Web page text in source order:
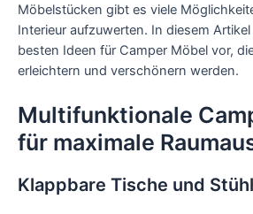
Möbelstücken gibt es viele
Interieur aufzuwerten. In diesem
besten Ideen für Camper Möbel vor,
erleichtern und verschönern werden.
Multifunktionale
für maximale
Klappbare Tische und